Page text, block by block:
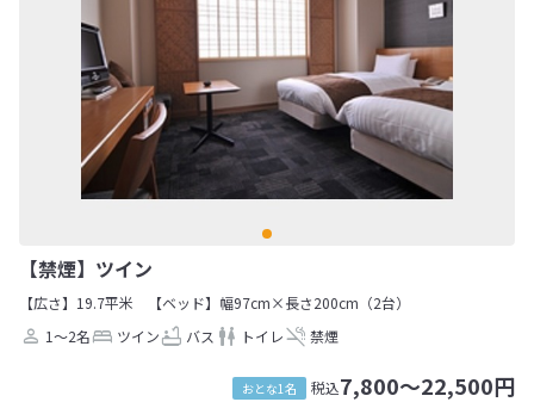
【禁煙】ツイン
【広さ】19.7平米
【ベッド】幅97cm×長さ200cm（2台）
1～2名
ツイン バス トイレ 禁煙
おとな1名 税込7,800～22,500円